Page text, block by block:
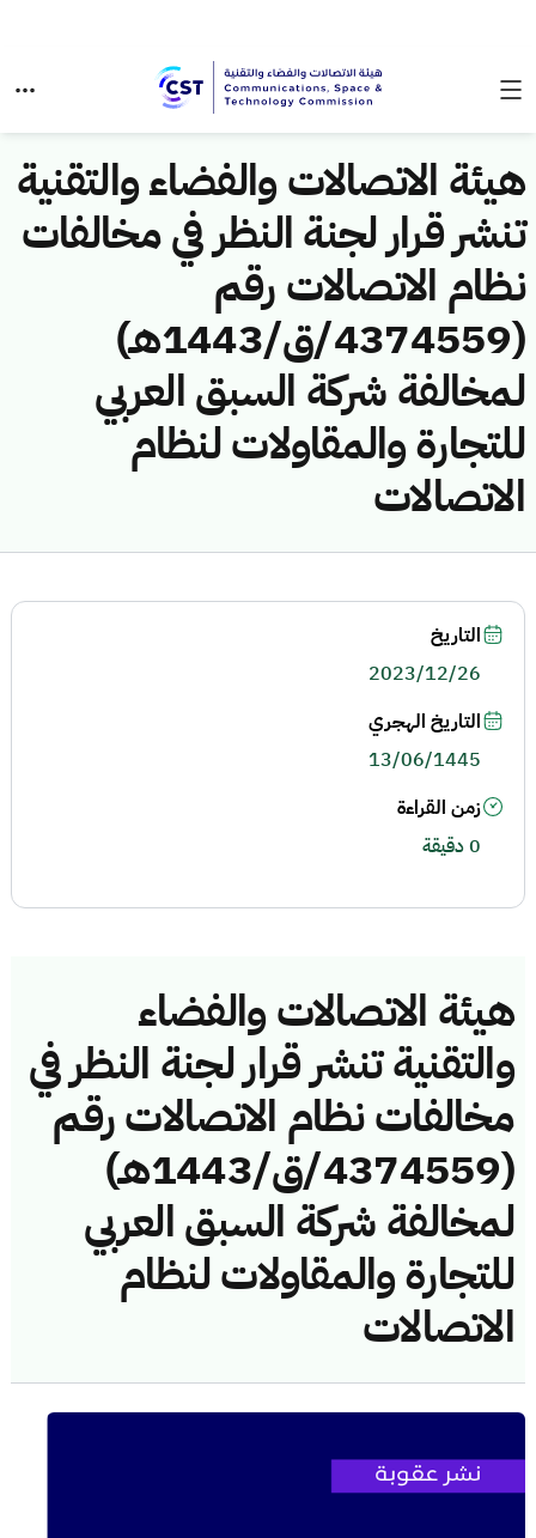
هيئة الاتصالات والفضاء والتقنية
تنشر قرار لجنة النظر في مخالفات
نظام الاتصالات رقم
(4374559/ق/1443هـ)
لمخالفة شركة السبق العربي
للتجارة والمقاولات لنظام
الاتصالات
هيئة الاتصالات والفضاء
والتقنية تنشر قرار لجنة النظر في
مخالفات نظام الاتصالات رقم
(4374559/ق/1443هـ)
لمخالفة شركة السبق العربي
للتجارة والمقاولات لنظام
الاتصالات
التاريخ
2023/12/26
التاريخ الهجري
13/06/1445
زمن القراءة
0 دقيقة